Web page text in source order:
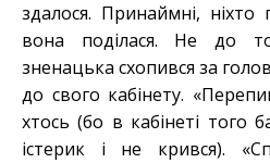
здалося. Принаймні,
вона поділася. Не до
зненацька схопився за
до свого кабінету.
хтось (бо в кабінеті того
істерик і не крився).